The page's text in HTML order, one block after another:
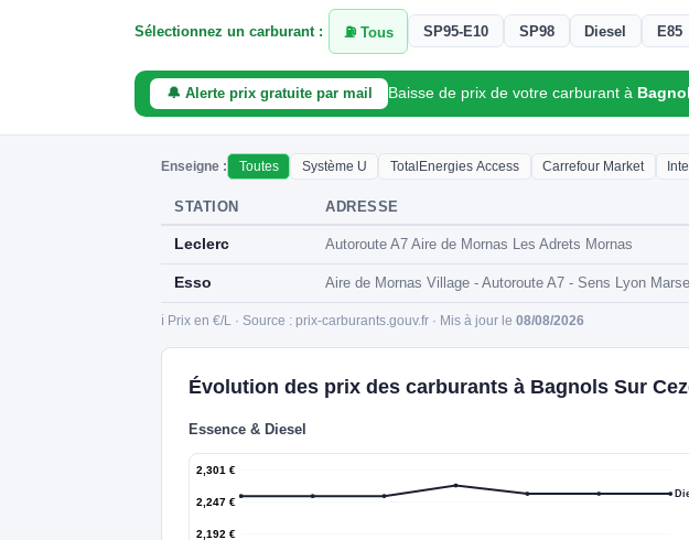
Sélectionnez un carburant : ⛽ Tous SP95-E10 SP98 Diesel E85
🔔 Alerte prix gratuite par mail Baisse de prix de votre carburant à
Enseigne : Toutes Système U TotalEnergies Access Carrefour Market
STATION ADRESSE
Leclerc Autoroute A7 Aire de Mornas Les Adrets Mornas
Esso Aire de Mornas Village - Autoroute A7 - Sens Lyon
ℹ️ Prix en €/L · Source : prix-carburants.gouv.fr · Mis à jour le 08/08/2026
Évolution des prix des carburants à Bagnols Sur
Essence & Diesel
2,192 €
2,247 €
2,301 €